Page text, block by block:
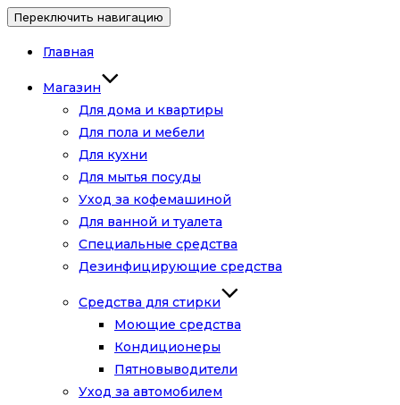
Переключить навигацию
Главная
Магазин
Для дома и квартиры
Для пола и мебели
Для кухни
Для мытья посуды
Уход за кофемашиной
Для ванной и туалета
Специальные средства
Дезинфицирующие средства
Средства для стирки
Моющие средства
Кондиционеры
Пятновыводители
Уход за автомобилем